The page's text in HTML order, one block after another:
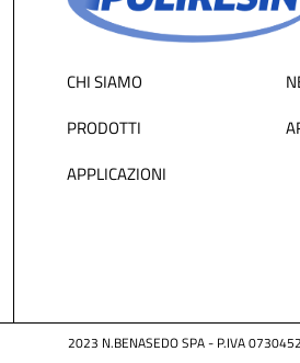
CHI SIAMO
PRODOTTI
APPLICAZIONI
2023 N.BENASEDO SPA - P.IVA